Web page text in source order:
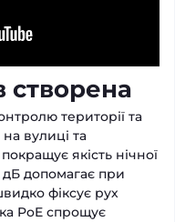
створена
території та
вулиці та
якість нічної
дБ допомагає при
фіксує рух
PoE спрощує